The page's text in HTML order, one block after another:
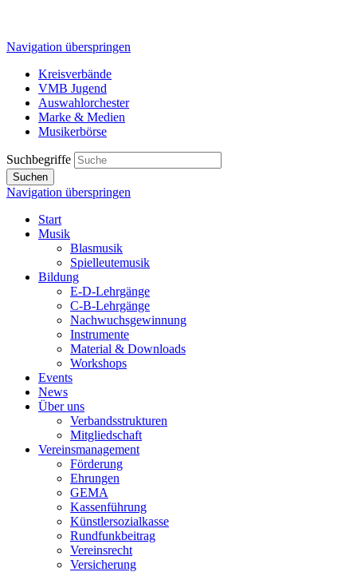
Navigation überspringen
Kreisverbände
VMB Jugend
Auswahlorchester
Marke & Medien
Musikerbörse
Suchbegriffe
Suchen
Navigation überspringen
Start
Musik
Blasmusik
Spielleutemusik
Bildung
E-D-Lehrgänge
C-B-Lehrgänge
Nachwuchsgewinnung
Instrumente
Material & Downloads
Workshops
Events
News
Über uns
Verbandsstrukturen
Mitgliedschaft
Vereinsmanagement
Förderung
Ehrungen
GEMA
Kassenführung
Künstlersozialkasse
Rundfunkbeitrag
Vereinsrecht
Versicherung